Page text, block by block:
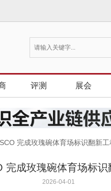
评测 展会
完成玫瑰碗体育场标识翻新工
完成玫瑰碗体育场标
2026-04-01